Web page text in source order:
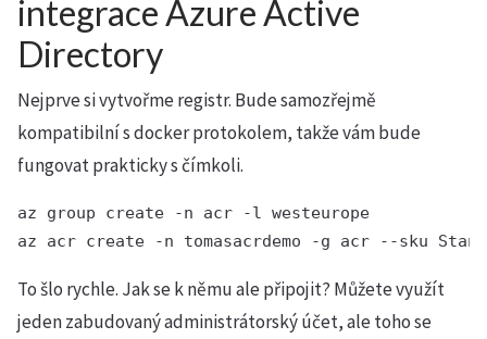
integrace Azure Active
Directory
Nejprve si vytvořme registr. Bude samozřejmě
kompatibilní s docker protokolem, takže vám bude
fungovat prakticky s čímkoli.
az group create -n acr -l westeurope
To šlo rychle. Jak se k němu ale připojit? Můžete využít
jeden zabudovaný administrátorský účet, ale toho se